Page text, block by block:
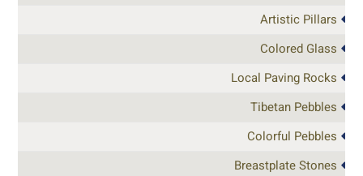
Artistic Pillars
Colored Glass
Local Paving Rocks
Tibetan Pebbles
Colorful Pebbles
Breastplate Stones